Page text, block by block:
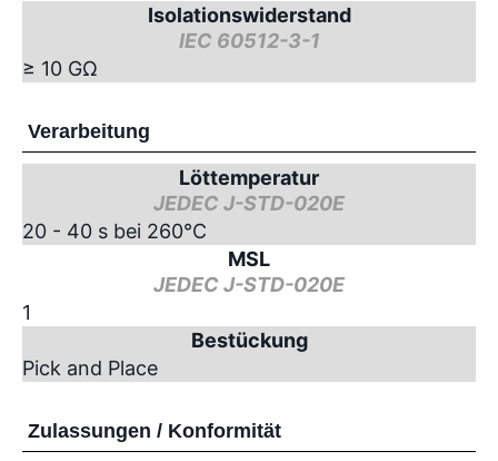
Isolationswiderstand
IEC 60512-3-1
≥ 10 GΩ
Verarbeitung
Löttemperatur
JEDEC J-STD-020E
20 - 40 s bei 260°C
MSL
JEDEC J-STD-020E
1
Bestückung
Pick and Place
Zulassungen / Konformität